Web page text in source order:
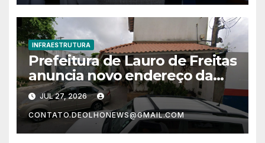
INFRAESTRUTURA
Prefeitura de Lauro de Freitas
anuncia novo endereço da
Sedur
JUL 27, 2026
CONTATO.DEOLHONEWS@GMAIL.COM